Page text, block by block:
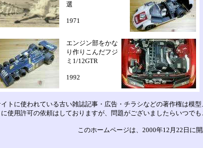
選
1971
エンジン部をかな
り作りこんだフジ
ミ1/12GTR
1992
トに使われている古い雑誌記事・広告・チラシなどの著作権は模
使用許可の依頼はしておりますが、問題がございましたらいつで
このホームページは、2000年12月22日に開